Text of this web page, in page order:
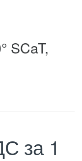
SCaT,
за 1